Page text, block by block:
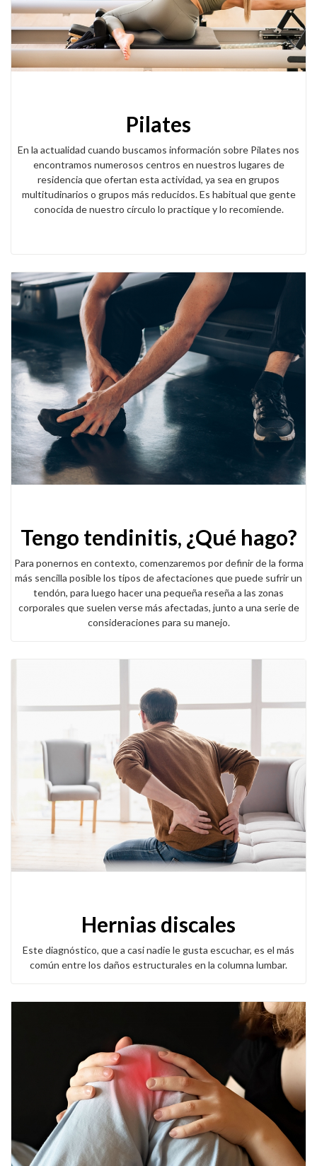
Pilates
En la actualidad cuando buscamos información sobre Pilates nos
encontramos numerosos centros en nuestros lugares de
residencia que ofertan esta actividad, ya sea en grupos
multitudinarios o grupos más reducidos. Es habitual que gente
conocida de nuestro círculo lo practique y lo recomiende.
Tengo tendinitis, ¿Qué hago?
Para ponernos en contexto, comenzaremos por definir de la forma
más sencilla posible los tipos de afectaciones que puede sufrir un
tendón, para luego hacer una pequeña reseña a las zonas
corporales que suelen verse más afectadas, junto a una serie de
consideraciones para su manejo.
Hernias discales
Este diagnóstico, que a casi nadie le gusta escuchar, es el más
común entre los daños estructurales en la columna lumbar.